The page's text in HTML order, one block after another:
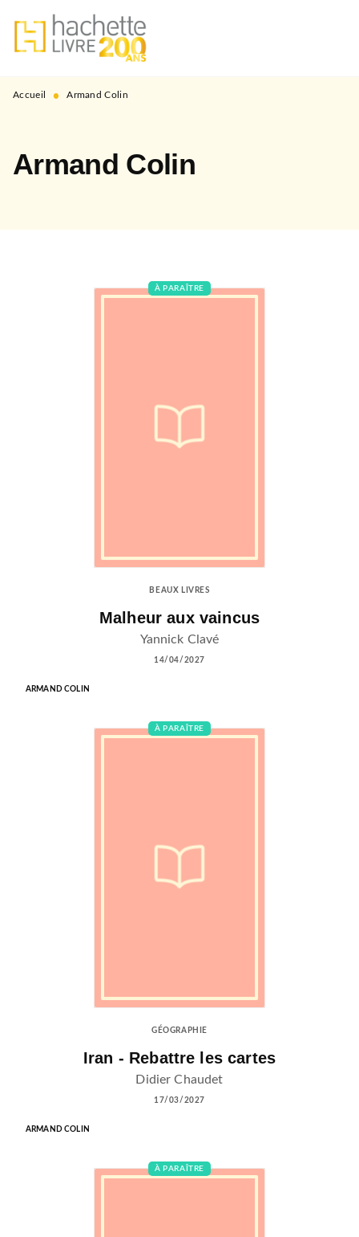
MENU RECHERCHE
PIED DE PAGE
Accueil • Armand Colin
Armand Colin
À PARAÎTRE
BEAUX LIVRES
Malheur aux vaincus
Yannick Clavé
14/04/2027
ARMAND COLIN
À PARAÎTRE
GÉOGRAPHIE
Iran - Rebattre les cartes
Didier Chaudet
17/03/2027
ARMAND COLIN
À PARAÎTRE